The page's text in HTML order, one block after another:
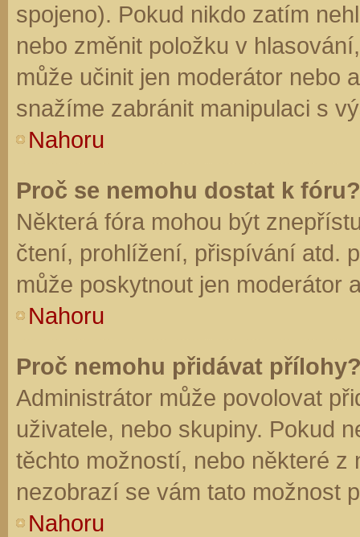
spojeno). Pokud nikdo zatím
nebo změnit položku v
může učinit jen moderátor nebo
snažíme zabránit manipulaci s
Nahoru
Proč se nemohu dostat k fóru?
Některá fóra mohou být
čtení, prohlížení, přispívání atd.
může poskytnout jen moderátor
Nahoru
Proč nemohu přidávat
Administrátor může povolovat
uživatele, nebo skupiny. Pokud
těchto možností, nebo některé z
nezobrazí se vám tato možnost
Nahoru